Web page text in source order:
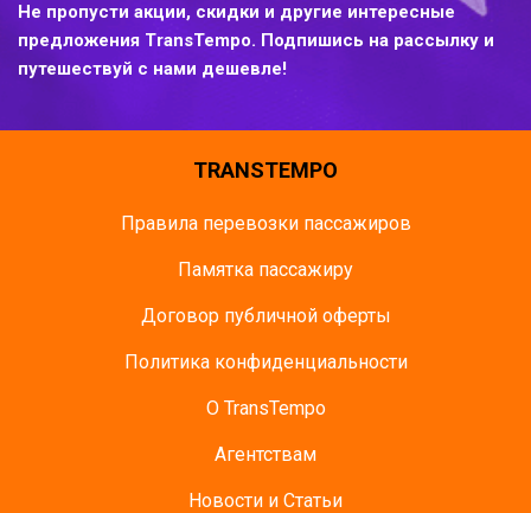
Не пропусти акции, скидки и другие интересные
предложения TransTempo. Подпишись на рассылку и
путешествуй с нами дешевле!
TRANSTEMPO
Правила перевозки пассажиров
Памятка пасcажиру
Договор публичной оферты
Политика конфиденциальности
О TransTempo
Агентствам
Новости и Статьи